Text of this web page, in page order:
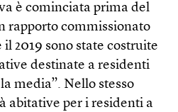
è cominciata prima del
rapporto commissionato
2019 sono state costruite
destinate a residenti
media”. Nello stesso
abitative per i residenti a